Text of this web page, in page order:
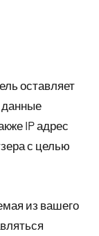
оставляет
IP адрес
с целью
из вашего